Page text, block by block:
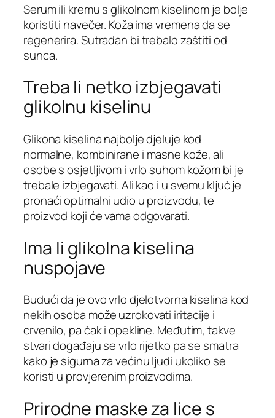
Serum ili kremu s glikolnom kiselinom je bolje
koristiti navečer. Koža ima vremena da se
regenerira. Sutradan bi trebalo zaštiti od
sunca.
Treba li netko izbjegavati
glikolnu kiselinu
Glikona kiselina najbolje djeluje kod
normalne, kombinirane i masne kože, ali
osobe s osjetljivom i vrlo suhom kožom bi je
trebale izbjegavati. Ali kao i u svemu ključ je
pronaći optimalni udio u proizvodu, te
proizvod koji će vama odgovarati.
Ima li glikolna kiselina
nuspojave
Budući da je ovo vrlo djelotvorna kiselina kod
nekih osoba može uzrokovati iritacije i
crvenilo, pa čak i opekline. Međutim, takve
stvari događaju se vrlo rijetko pa se smatra
kako je sigurna za većinu ljudi ukoliko se
koristi u provjerenim proizvodima.
Prirodne maske za lice s